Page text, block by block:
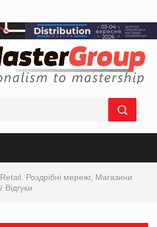
Retail. Роздрібні мережі, Магазини
Відгуки